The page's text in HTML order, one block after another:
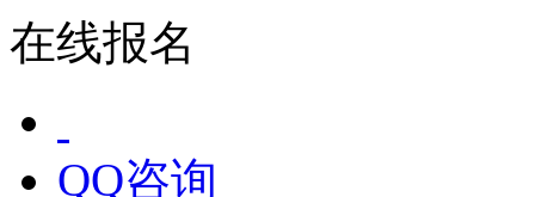
在线报名
QQ咨询